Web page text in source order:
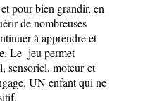
pour bien grandir, en
de nombreuses
à apprendre et
Le jeu permet
sensoriel, moteur et
UN enfant qui ne